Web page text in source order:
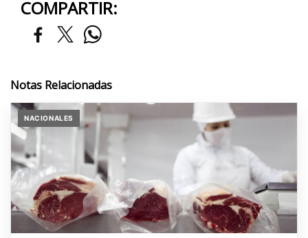
COMPARTIR:
Notas Relacionadas
NACIONALES